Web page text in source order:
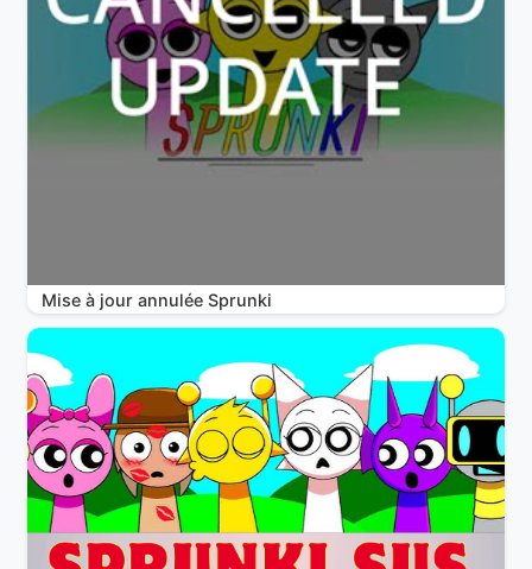
Mise à jour annulée Sprunki